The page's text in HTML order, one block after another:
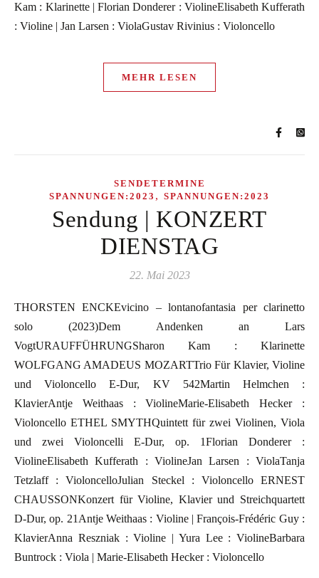
Kam : Klarinette | Florian Donderer : ViolineElisabeth Kufferath
: Violine | Jan Larsen : ViolaGustav Rivinius : Violoncello
MEHR LESEN
SENDETERMINE
SPANNUNGEN:2023 , SPANNUNGEN:2023
Sendung | KONZERT
DIENSTAG
22. Mai 2023
THORSTEN ENCKEvicino – lontanofantasia per clarinetto
solo (2023)Dem Andenken an Lars
VogtURAUFFÜHRUNGSharon Kam : Klarinette
WOLFGANG AMADEUS MOZARTTrio Für Klavier, Violine
und Violoncello E-Dur, KV 542Martin Helmchen :
KlavierAntje Weithaas : ViolineMarie-Elisabeth Hecker :
Violoncello ETHEL SMYTHQuintett für zwei Violinen, Viola
und zwei Violoncelli E-Dur, op. 1Florian Donderer :
ViolineElisabeth Kufferath : ViolineJan Larsen : ViolaTanja
Tetzlaff : VioloncelloJulian Steckel : Violoncello ERNEST
CHAUSSONKonzert für Violine, Klavier und Streichquartett
D-Dur, op. 21Antje Weithaas : Violine | François-Frédéric Guy :
KlavierAnna Reszniak : Violine | Yura Lee : ViolineBarbara
Buntrock : Viola | Marie-Elisabeth Hecker : Violoncello